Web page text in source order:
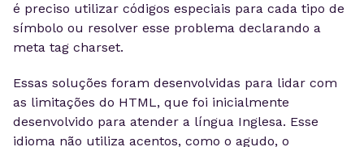
é preciso utilizar códigos especiais para cada tipo de
símbolo ou resolver esse problema declarando a
meta tag charset.
Essas soluções foram desenvolvidas para lidar com
as limitações do HTML, que foi inicialmente
desenvolvido para atender a língua Inglesa. Esse
idioma não utiliza acentos, como o agudo, o